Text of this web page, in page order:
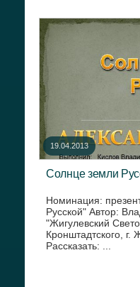
19.04.2013
Солнце земли
Номинация:
Русской" Автор:
"Жигулевский
Кронштадтского, г.
Рассказать: ...